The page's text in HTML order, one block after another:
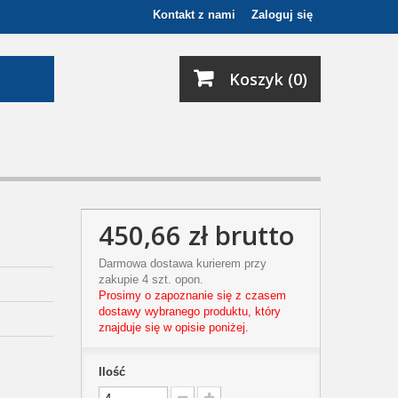
Zaloguj się
Kontakt z nami
Koszyk (0)
450,66 złbrutto
Darmowa dostawa kurierem przy
zakupie 4 szt. opon.
Prosimy o zapoznanie się z czasem
dostawy wybranego produktu, który
znajduje się w opisie poniżej.
Ilość